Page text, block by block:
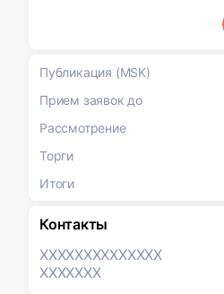
Публикация (MSK)
Прием заявок до
Рассмотрение
Торги
Итоги
Контакты
XXXXXXXXXXXXXX
XXXXXXX